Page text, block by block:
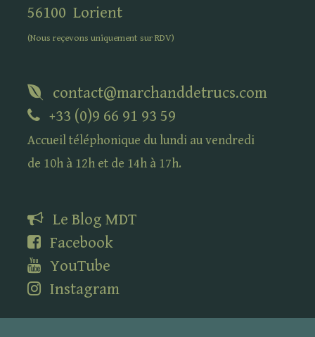
56100 Lorient
(Nous reçevons uniquement surRDV)
contact@marchanddetrucs.com
+33 (0)9 66 91 93 59
Accueil téléphonique du lundi au vendredi
de 10h à 12h et de 14h à 17h.
Le Blog MDT
Facebook
YouTube
Instagram